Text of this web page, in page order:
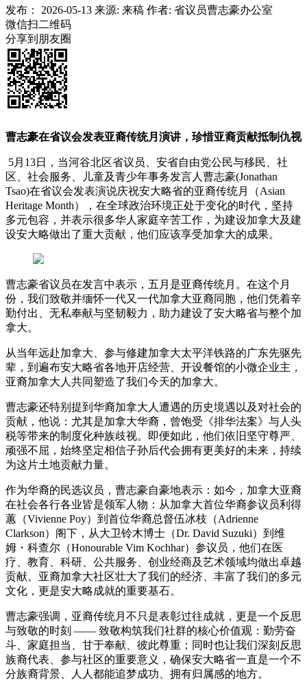
发布： 2026-05-13 来源: 来稿 作者: 省议员曹志豪办公室
微信扫二维码
分享到朋友圈
曹志豪在省议会发表亚裔传统月演讲，珍惜亚裔贡献抵制仇视
5月13日，当河谷北区省议员、安省自由党公民与移民、社
区、社会服务、儿童及青少年事务发言人曹志豪(Jonathan
Tsao)在省议会发表演说庆祝安大略省的亚裔传统月（Asian
Heritage Month），在全球政治环境正处于变化的时代，坚持
多元包容，并表示很多华人家庭辛苦工作，为建设加拿大及建
设安大略做出了重大贡献，他们应该享受加拿大的成果。
曹志豪省议员在发言中表示，五月是亚裔传统月。在这个月
份，我们致敬并缅怀一代又一代加拿大亚裔同胞，他们凭着辛
勤付出、无私奉献与坚韧毅力，助力建设了安大略省与整个加
拿大。
从当年远赴加拿大、参与修建加拿大太平洋铁路的广东先驱先
辈，到遍布安大略省各地开店经营、开设餐馆的小微企业主，
亚裔加拿大人共同塑造了我们今天的加拿大。
曹志豪还特别提到华裔加拿大人遭遇的历史境遇以及对社会的
贡献，他说：尤其是加拿大华裔，曾饱受《排华法案》与人头
税等带来的制度化种族歧视。即便如此，他们依旧坚守尊严、
顽强不屈，始终坚定相信子孙后代会拥有更美好的未来，持续
为这片土地贡献力量。
作为华裔的民选议员，曹志豪自豪地表示：如今，加拿大亚裔
在社会各行各业皆是领军人物：从加拿大首位华裔参议员利得
蕙（Vivienne Poy）到首位华裔总督伍冰枝（Adrienne
Clarkson）阁下，从大卫铃木博士（Dr. David Suzuki）到维
姆・科查尔（Honourable Vim Kochhar）参议员，他们在医
疗、教育、科研、公共服务、创业经商及艺术领域均做出卓越
贡献。亚裔加拿大社区壮大了我们的经济、丰富了我们的多元
文化，更是安大略成就的重要基石。
曹志豪强调，亚裔传统月不只是表彰过往成就，更是一个反思
与致敬的时刻 —— 致敬构筑我们社群的核心价值观：勤劳奋
斗、家庭担当、甘于奉献、彼此尊重；同时也让我们深刻反思
族裔代表、参与社区的重要意义，确保安大略省一直是一个不
分族裔背景、人人都能追梦成功、拥有归属感的地方。